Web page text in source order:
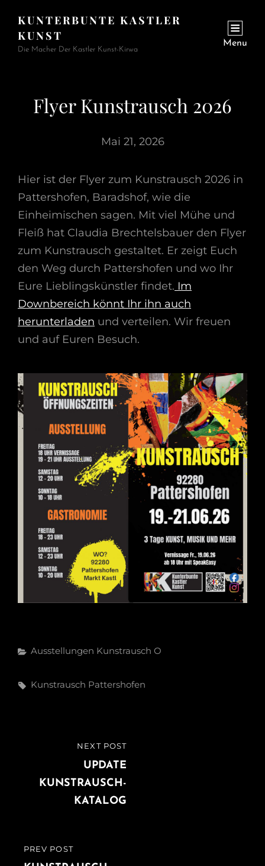
KUNTERBUNTE KASTLER
KUNST
Die Macher Der Kastler Kunst-Kirwa
Menu
Flyer Kunstrausch 2026
Mai 21, 2026
Hier ist der Flyer zum Kunstrausch 2026 in
Pattershofen, Baradshof, wie die
Einheimischen sagen. Mit viel Mühe und
Fleiß hat Claudia Brechtelsbauer den Flyer
zum Kunstrausch gestaltet. Er zeigt Euch
den Weg durch Pattershofen und wo Ihr
Eure Lieblingskünstler findet. Im
Downbereich könnt Ihr ihn auch
herunterladen und verteilen. Wir freuen
und auf Euren Besuch.
Categories
Ausstellungen Kunstrausch O
Tags,
Kunstrausch Pattershofen
Beitragsnavigation
PREVIOUS
PREV POST
NEXT POST
UPDATE
KUNSTRAUSCH-
KATALOG